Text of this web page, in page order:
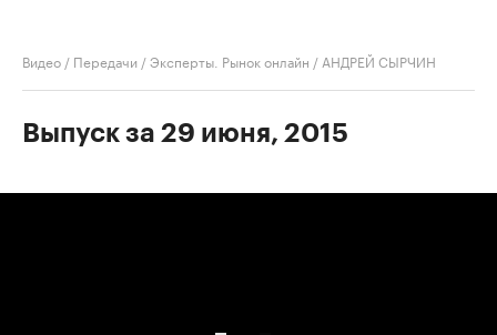
Видео / Передачи /Эксперты. Рынок онлайн / АНДРЕЙ СЫРЧИН
Выпуск за 29 июня, 2015